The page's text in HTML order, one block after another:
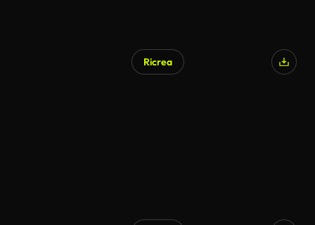
Ricrea